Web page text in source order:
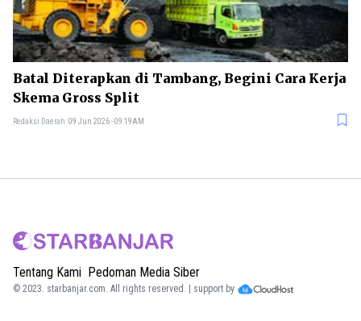
Batal Diterapkan di Tambang, Begini Cara Kerja
Skema Gross Split
Redaksi Daerah 09 Jun 2026 - 09:19AM
Tentang Kami Pedoman Media Siber
© 2023. starbanjar.com. All rights reserved. | support by